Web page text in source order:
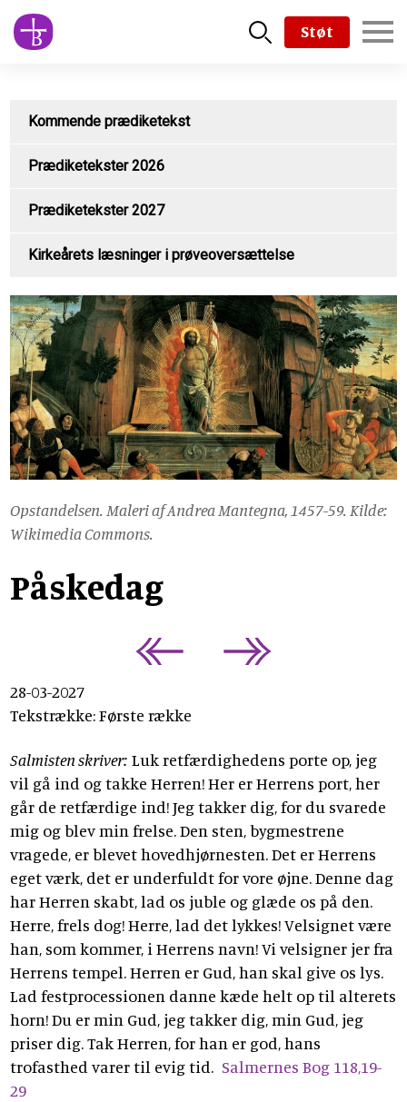
Skip
to
Støt
Kommende prædiketekst
Prædiketekster 2026
Prædiketekster 2027
Kirkeårets læsninger i prøveoversættelse
Opstandelsen. Maleri af Andrea Mantegna, 1457-59. Kilde:
Wikimedia Commons.
Påskedag
28-03-2027
Tekstrække: Første række
Salmisten skriver: Luk retfærdighedens porte op, jeg
vil gå ind og takke Herren! Her er Herrens port, her
går de retfærdige ind! Jeg takker dig, for du svarede
mig og blev min frelse. Den sten, bygmestrene
vragede, er blevet hovedhjørnesten. Det er Herrens
eget værk, det er underfuldt for vore øjne. Denne dag
har Herren skabt, lad os juble og glæde os på den.
Herre, frels dog! Herre, lad det lykkes! Velsignet være
han, som kommer, i Herrens navn! Vi velsigner jer fra
Herrens tempel. Herren er Gud, han skal give os lys.
Lad festprocessionen danne kæde helt op til alterets
horn! Du er min Gud, jeg takker dig, min Gud, jeg
priser dig. Tak Herren, for han er god, hans
trofasthed varer til evig tid. Salmernes Bog 118,19-
29